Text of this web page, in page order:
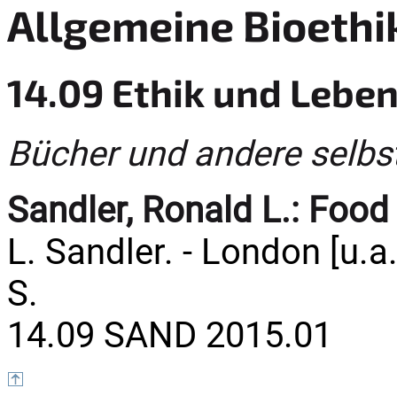
Allgemeine
14.09 Ethik und
Bücher und andere
Sandler, Ronald L.:
L. Sandler. - London
S.
14.09 SAND 2015.01